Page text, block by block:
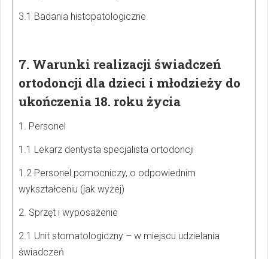
3.1 Badania histopatologiczne
7. Warunki realizacji świadczeń
ortodoncji dla dzieci i młodzieży do
ukończenia 18. roku życia
1. Personel
1.1 Lekarz dentysta specjalista ortodoncji
1.2 Personel pomocniczy, o odpowiednim
wykształceniu (jak wyżej)
2. Sprzęt i wyposażenie
2.1 Unit stomatologiczny – w miejscu udzielania
świadczeń